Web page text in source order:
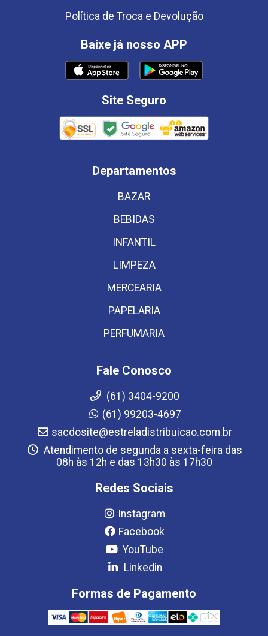
Política de Troca e Devolução
Baixe já nosso APP
Site Seguro
Departamentos
BAZAR
BEBIDAS
INFANTIL
LIMPEZA
MERCEARIA
PAPELARIA
PERFUMARIA
Fale Conosco
(61) 3404-9200
(61) 99203-4697
sacdosite@estreladistribuicao.com.br
Atendimento de segunda a sexta-feira das
08h às 12h e das 13h30 às 17h30
Redes Sociais
Instagram
Facebook
YouTube
Linkedin
Formas de Pagamento